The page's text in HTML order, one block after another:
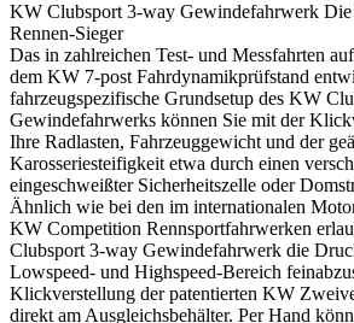
KW Clubsport 3-way Gewindefahrwerk Die
Rennen-Sieger
Das in zahlreichen Test- und Messfahrten
dem KW 7-post Fahrdynamikprüfstand
fahrzeugspezifische Grundsetup des KW
Gewindefahrwerks können Sie mit der
Ihre Radlasten, Fahrzeuggewicht und der
Karosseriesteifigkeit etwa durch einen
eingeschweißter Sicherheitszelle oder
Ähnlich wie bei den im internationalen
KW Competition Rennsportfahrwerken
Clubsport 3-way Gewindefahrwerk die
Lowspeed- und Highspeed-Bereich
Klickverstellung der patentierten KW
direkt am Ausgleichsbehälter. Per Hand